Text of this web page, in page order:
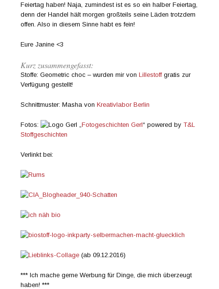
Feiertag haben! Naja, zumindest ist es so ein halber Feiertag,
denn der Handel hält morgen großteils seine Läden trotzdem
offen. Also in diesem Sinne habt es fein!
Eure Janine <3
Kurz zusammengefasst:
Stoffe: Geometric choc – wurden mir vonLillestoffgratis zur
Verfügung gestellt!
Schnittmuster: Masha vonKreativlabor Berlin
Fotos: „Fotogeschichten Gerl“ powered byT&L
Stoffgeschichten
Verlinkt bei:
(ab 09.12.2016)
*** Ich mache gerne Werbung für Dinge, die mich überzeugt
haben! ***